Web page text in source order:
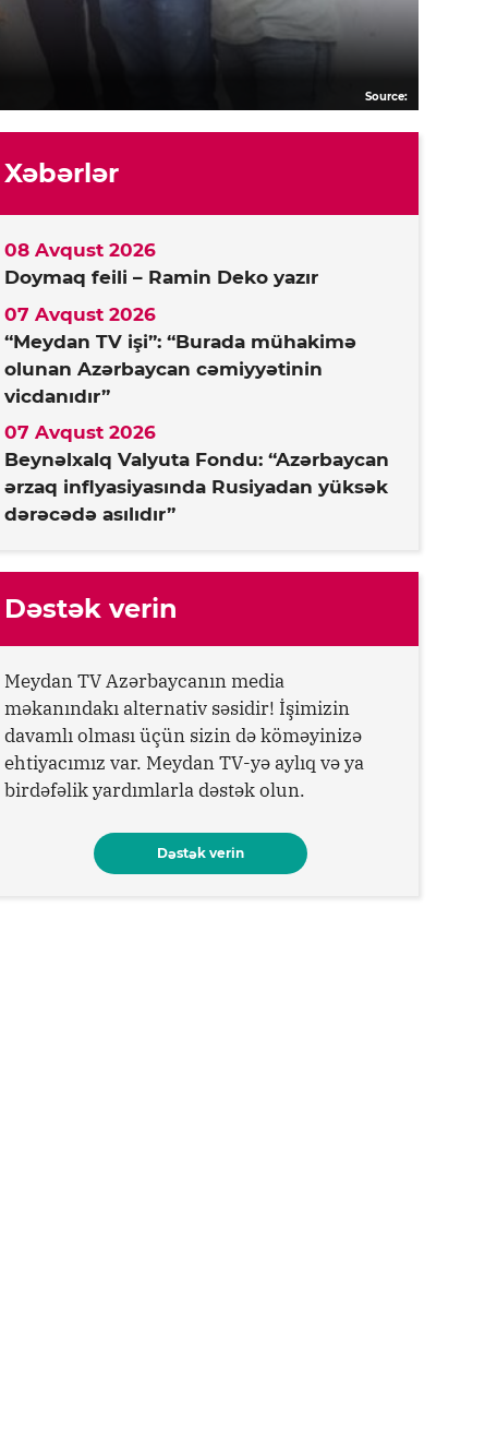
Source:
Xəbərlər
Doymaq feili – Ramin Deko yazır
08 Avqust 2026
“Meydan TV işi”: “Burada mühakimə
olunan Azərbaycan cəmiyyətinin
vicdanıdır”
07 Avqust 2026
Beynəlxalq Valyuta Fondu: “Azərbaycan
ərzaq inflyasiyasında Rusiyadan yüksək
dərəcədə asılıdır”
07 Avqust 2026
Dəstək verin
Meydan TV Azərbaycanın media
məkanındakı alternativ səsidir! İşimizin
davamlı olması üçün sizin də köməyinizə
ehtiyacımız var. Meydan TV-yə aylıq və ya
birdəfəlik yardımlarla dəstək olun.
Dəstək verin